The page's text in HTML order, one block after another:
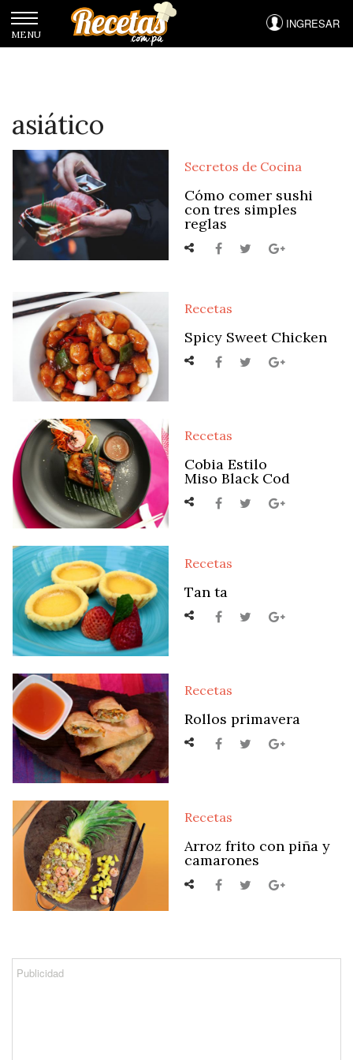
contenido
asiático
Secretos de Cocina
Cómo comer sushi
con tres simples
reglas
Recetas
Spicy Sweet Chicken
Recetas
Cobia Estilo
Miso Black Cod
Recetas
Tan ta
Recetas
Rollos primavera
Recetas
Arroz frito con piña y
camarones